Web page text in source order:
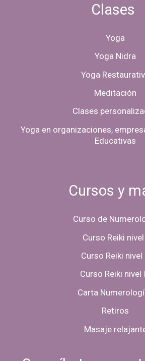
Clases
Yoga
Yoga Nidra
Yoga
Meditación
Clases
Yoga en organizaciones,
Educativas
Cursos y
Curso de
Curso Reiki
Curso Reiki nivel
Curso Reiki nivel
Carta
Retiros
Masaje